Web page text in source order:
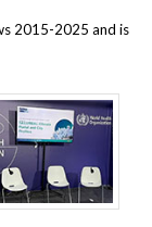
2015-2025 and is